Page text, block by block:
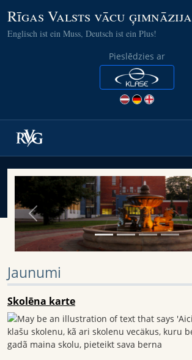
Rīgas Valsts vācu ģimnāzija
Englisch ist ein Muss, Deutsch ist ein Plus!
Pieslēdzies ar
Previous
Jaunumi
Skolēna karte